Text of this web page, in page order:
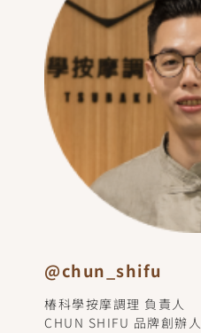
@chun_shifu
椿科學按摩調理 負責人
CHUN SHIFU 品牌創辦人